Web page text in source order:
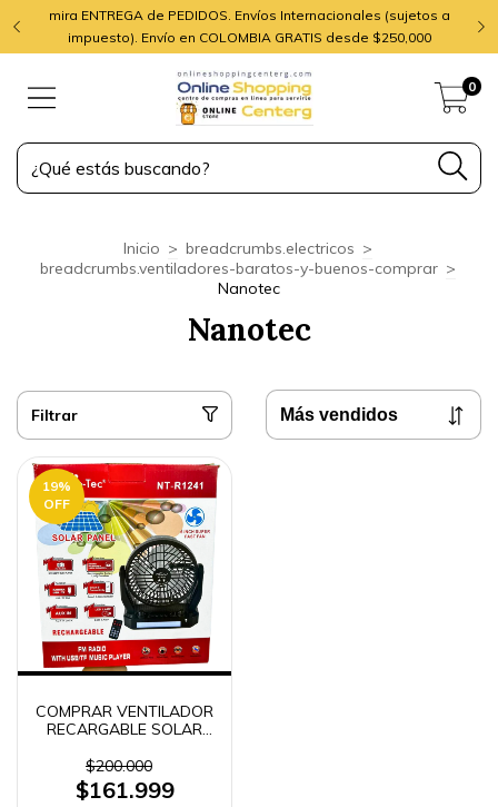
mira ENTREGA de PEDIDOS. Envíos Internacionales (sujetos a
impuesto). Envío en COLOMBIA GRATIS desde $250,000
0
Inicio > breadcrumbs.electricos >
breadcrumbs.ventiladores-baratos-y-buenos-comprar >
Nanotec
Nanotec
Filtrar
19%
OFF
COMPRAR VENTILADOR
RECARGABLE SOLAR
$200.000
$161.999